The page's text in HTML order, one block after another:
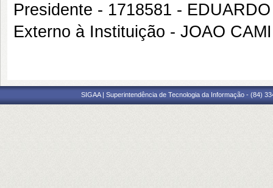
Presidente - 1718581 -
Externo à Instituição - JOAO
SIGAA | Superintendência de Tecnologia da Informação - (84)